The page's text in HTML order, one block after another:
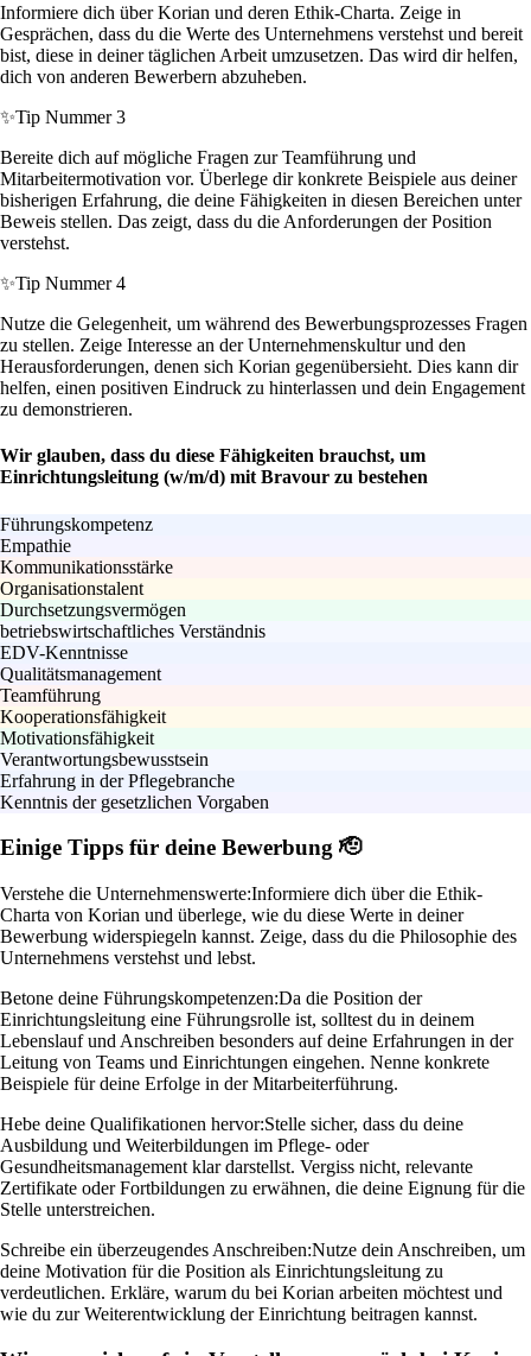
Informiere dich über Korian und deren Ethik-Charta. Zeige in
Gesprächen, dass du die Werte des Unternehmens verstehst und bereit
bist, diese in deiner täglichen Arbeit umzusetzen. Das wird dir helfen,
dich von anderen Bewerbern abzuheben.
✨Tip Nummer 3
Bereite dich auf mögliche Fragen zur Teamführung und
Mitarbeitermotivation vor. Überlege dir konkrete Beispiele aus deiner
bisherigen Erfahrung, die deine Fähigkeiten in diesen Bereichen unter
Beweis stellen. Das zeigt, dass du die Anforderungen der Position
verstehst.
✨Tip Nummer 4
Nutze die Gelegenheit, um während des Bewerbungsprozesses Fragen
zu stellen. Zeige Interesse an der Unternehmenskultur und den
Herausforderungen, denen sich Korian gegenübersieht. Dies kann dir
helfen, einen positiven Eindruck zu hinterlassen und dein Engagement
zu demonstrieren.
Wir glauben, dass du diese Fähigkeiten brauchst, um
Einrichtungsleitung (w/m/d) mit Bravour zu bestehen
Führungskompetenz
Empathie
Kommunikationsstärke
Organisationstalent
Durchsetzungsvermögen
betriebswirtschaftliches Verständnis
EDV-Kenntnisse
Qualitätsmanagement
Teamführung
Kooperationsfähigkeit
Motivationsfähigkeit
Verantwortungsbewusstsein
Erfahrung in der Pflegebranche
Kenntnis der gesetzlichen Vorgaben
Einige Tipps für deine Bewerbung 🫡
Verstehe die Unternehmenswerte:Informiere dich über die Ethik-
Charta von Korian und überlege, wie du diese Werte in deiner
Bewerbung widerspiegeln kannst. Zeige, dass du die Philosophie des
Unternehmens verstehst und lebst.
Betone deine Führungskompetenzen:Da die Position der
Einrichtungsleitung eine Führungsrolle ist, solltest du in deinem
Lebenslauf und Anschreiben besonders auf deine Erfahrungen in der
Leitung von Teams und Einrichtungen eingehen. Nenne konkrete
Beispiele für deine Erfolge in der Mitarbeiterführung.
Hebe deine Qualifikationen hervor:Stelle sicher, dass du deine
Ausbildung und Weiterbildungen im Pflege- oder
Gesundheitsmanagement klar darstellst. Vergiss nicht, relevante
Zertifikate oder Fortbildungen zu erwähnen, die deine Eignung für die
Stelle unterstreichen.
Schreibe ein überzeugendes Anschreiben:Nutze dein Anschreiben, um
deine Motivation für die Position als Einrichtungsleitung zu
verdeutlichen. Erkläre, warum du bei Korian arbeiten möchtest und
wie du zur Weiterentwicklung der Einrichtung beitragen kannst.